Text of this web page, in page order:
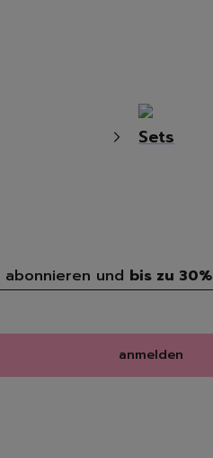
Sets
abonnieren und bis zu 30%
anmelden